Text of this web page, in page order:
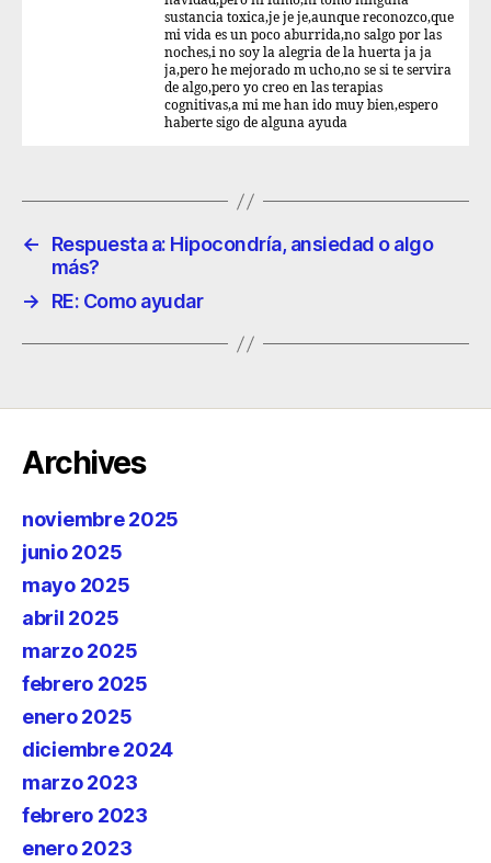
sustancia toxica,je je je,aunque reconozco,que
mi vida es un poco aburrida,no salgo por las
noches,i no soy la alegria de la huerta ja ja
ja,pero he mejorado m ucho,no se si te servira
de algo,pero yo creo en las terapias
cognitivas,a mi me han ido muy bien,espero
haberte sigo de alguna ayuda
←
Respuesta a: Hipocondría, ansiedad o algo
más?
→
RE: Como ayudar
Archives
noviembre 2025
junio 2025
mayo 2025
abril 2025
marzo 2025
febrero 2025
enero 2025
diciembre 2024
marzo 2023
febrero 2023
enero 2023